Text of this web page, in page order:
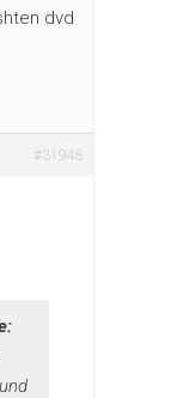
dvd
#31948